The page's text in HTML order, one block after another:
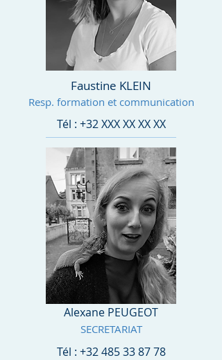
Faustine KLEIN
Resp. formation et communication
Tél : +32 XXX XX XX XX
Alexane PEUGEOT
SECRETARIAT
Tél : +32 485 33 87 78